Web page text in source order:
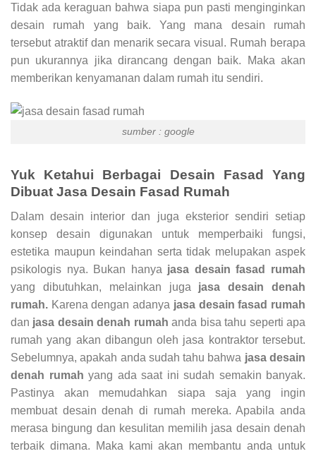
Tidak ada keraguan bahwa siapa pun pasti menginginkan
desain rumah yang baik. Yang mana desain rumah
tersebut atraktif dan menarik secara visual. Rumah berapa
pun ukurannya jika dirancang dengan baik. Maka akan
memberikan kenyamanan dalam rumah itu sendiri.
sumber : google
Yuk Ketahui Berbagai Desain Fasad Yang
Dibuat Jasa Desain Fasad Rumah
Dalam desain interior dan juga eksterior sendiri setiap
konsep desain digunakan untuk memperbaiki fungsi,
estetika maupun keindahan serta tidak melupakan aspek
psikologis nya. Bukan hanya jasa desain fasad rumah
yang dibutuhkan, melainkan juga jasa desain denah
rumah. Karena dengan adanya jasa desain fasad rumah
dan jasa desain denah rumahanda bisa tahu seperti apa
rumah yang akan dibangun oleh jasa kontraktor tersebut.
Sebelumnya, apakah anda sudah tahu bahwa jasa desain
denah rumah yang ada saat ini sudah semakin banyak.
Pastinya akan memudahkan siapa saja yang ingin
membuat desain denah di rumah mereka. Apabila anda
merasa bingung dan kesulitan memilih jasa desain denah
terbaik dimana. Maka kami akan membantu anda untuk